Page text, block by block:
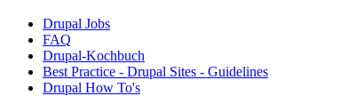
Drupal Jobs
FAQ
Drupal-Kochbuch
Best Practice - Drupal Sites - Guidelines
Drupal How To's